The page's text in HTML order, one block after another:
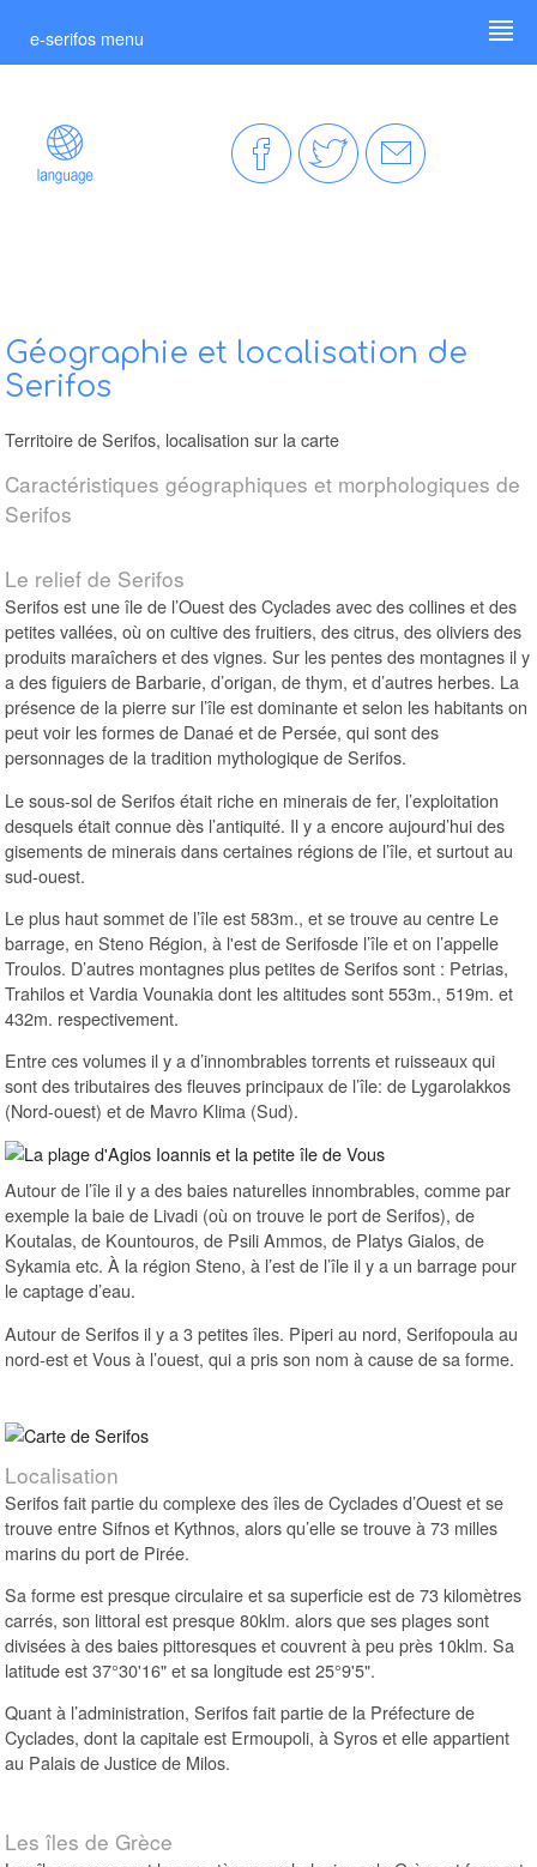
e-serifos menu
Géographie et localisation de
Serifos
Territoire de Serifos, localisation sur la carte
Caractéristiques géographiques et morphologiques de
Serifos
Le relief de Serifos
Serifos est une île de l’Ouest des Cyclades avec des collines et des
petites vallées, où on cultive des fruitiers, des citrus, des oliviers des
produits maraîchers et des vignes. Sur les pentes des montagnes il y
a des figuiers de Barbarie, d’origan, de thym, et d’autres herbes. La
présence de la pierre sur l’île est dominante et selon les habitants on
peut voir les formes de Danaé et de Persée, qui sont des
personnages de la tradition mythologique de Serifos.
Le sous-sol de Serifos était riche en minerais de fer, l’exploitation
desquels était connue dès l’antiquité. Il y a encore aujourd’hui des
gisements de minerais dans certaines régions de l’île, et surtout au
sud-ouest.
Le plus haut sommet de l’île est 583m., et se trouve au centre Le
barrage, en Steno Région, à l'est de Serifosde l’île et on l’appelle
Troulos. D’autres montagnes plus petites de Serifos sont : Petrias,
Trahilos et Vardia Vounakia dont les altitudes sont 553m., 519m. et
432m. respectivement.
Entre ces volumes il y a d’innombrables torrents et ruisseaux qui
sont des tributaires des fleuves principaux de l’île: de Lygarolakkos
(Nord-ouest) et de Mavro Klima (Sud).
Autour de l’île il y a des baies naturelles innombrables, comme par
exemple la baie de Livadi (où on trouve le port de Serifos), de
Koutalas, de Kountouros, de Psili Ammos, de Platys Gialos, de
Sykamia etc. À la région Steno, à l’est de l’île il y a un barrage pour
le captage d’eau.
Autour de Serifos il y a 3 petites îles. Piperi au nord, Serifopoula au
nord-est et Vous à l’ouest, qui a pris son nom à cause de sa forme.
Localisation
Serifos fait partie du complexe des îles de Cyclades d’Ouest et se
trouve entre Sifnos et Kythnos, alors qu’elle se trouve à 73 milles
marins du port de Pirée.
Sa forme est presque circulaire et sa superficie est de 73 kilomètres
carrés, son littoral est presque 80klm. alors que ses plages sont
divisées à des baies pittoresques et couvrent à peu près 10klm. Sa
latitude est 37°30'16" et sa longitude est 25°9'5".
Quant à l’administration, Serifos fait partie de la Préfecture de
Cyclades, dont la capitale est Ermoupoli, à Syros et elle appartient
au Palais de Justice de Milos.
Les îles de Grèce